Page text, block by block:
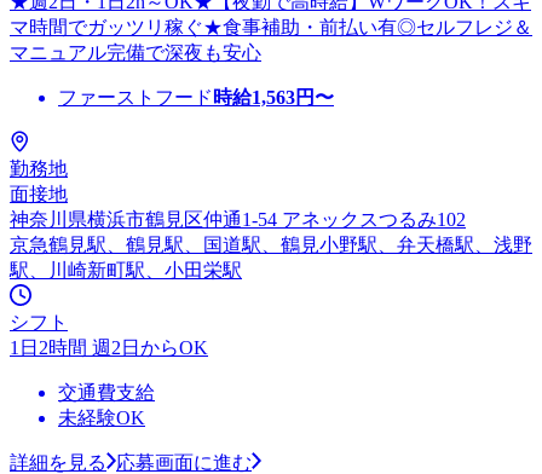
マ時間でガッツリ稼ぐ★食事補助・前払い有◎セルフレジ＆
マニュアル完備で深夜も安心
ファーストフード 時給1,563円〜
勤務地
面接地
神奈川県横浜市鶴見区仲通1-54 アネックスつるみ102
京急鶴見駅、鶴見駅、国道駅、鶴見小野駅、弁天橋駅、浅野
駅、川崎新町駅、小田栄駅
シフト
1日2時間 週2日からOK
交通費支給
未経験OK
詳細を見る 応募画面に進む